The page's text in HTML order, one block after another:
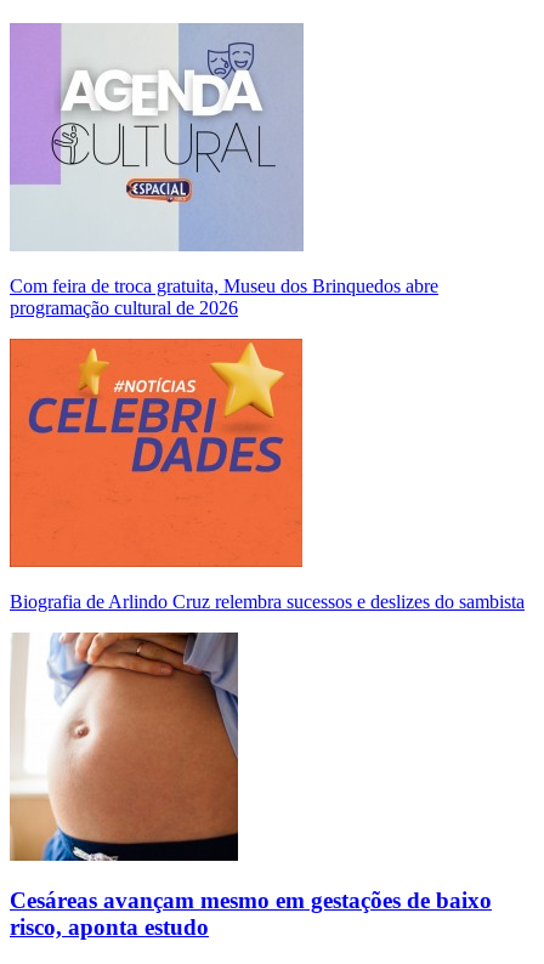
Com feira de troca gratuita, Museu dos Brinquedos abre
programação cultural de 2026
Biografia de Arlindo Cruz relembra sucessos e deslizes do sambista
Cesáreas avançam mesmo em gestações de baixo
risco, aponta estudo